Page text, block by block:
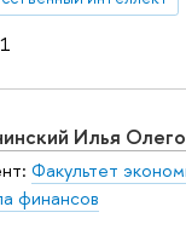
Илья
Факультет
финансов